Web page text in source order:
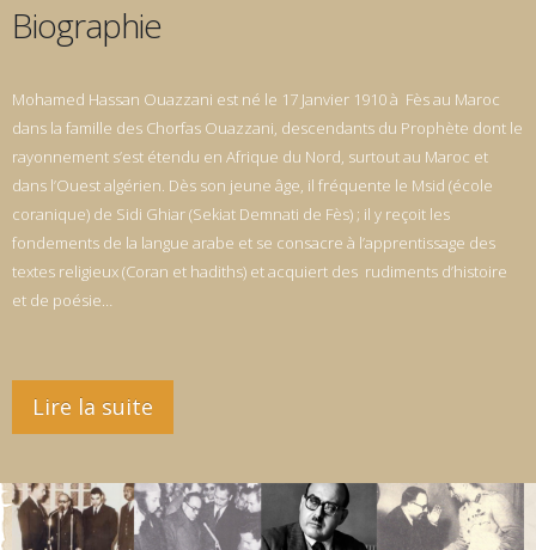
Biographie
Mohamed Hassan Ouazzani est né le 17 Janvier 1910 à Fès au Maroc
dans la famille des Chorfas Ouazzani, descendants du Prophète dont le
rayonnement s’est étendu en Afrique du Nord, surtout au Maroc et
dans l’Ouest algérien. Dès son jeune âge, il fréquente le Msid (école
coranique) de Sidi Ghiar (Sekiat Demnati de Fès) ; il y reçoit les
fondements de la langue arabe et se consacre à l’apprentissage des
textes religieux (Coran et hadiths) et acquiert des rudiments d’histoire
et de poésie…
Lire la suite